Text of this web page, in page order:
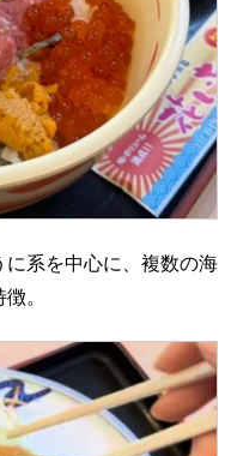
系を中心に、複数の海
。